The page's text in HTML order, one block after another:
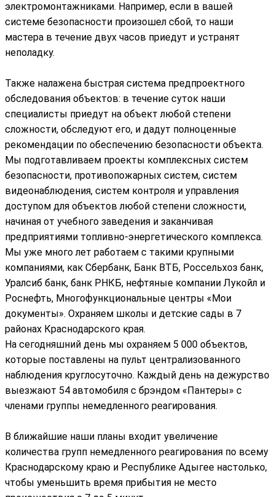
электромонтажниками. Например, если в вашей
системе безопасности произошел сбой, то наши
мастера в течение двух часов приедут и устранят
неполадку.
Также налажена быстрая система предпроектного
обследования объектов: в течение суток наши
специалисты приедут на объект любой степени
сложности, обследуют его, и дадут полноценные
рекомендации по обеспечению безопасности объекта.
Мы подготавливаем проекты комплексных систем
безопасности, противопожарных систем, систем
видеонаблюдения, систем контроля и управления
доступом для объектов любой степени сложности,
начиная от учебного заведения и заканчивая
предприятиями топливно-энергетического комплекса.
Мы уже много лет работаем с такими крупными
компаниями, как Сбербанк, Банк ВТБ, Россельхоз банк,
Уралсиб банк, банк РНКБ, нефтяные компании Лукойл и
Роснефть, Многофункциональные центры «Мои
документы». Охраняем школы и детские сады в 7
районах Краснодарского края.
На сегодняшний день мы охраняем 5 000 объектов,
которые поставлены на пульт централизованного
наблюдения круглосуточно. Каждый день на дежурство
выезжают 54 автомобиля с брэндом «Пантеры» с
членами группы немедленного реагирования.
В ближайшие наши планы входит увеличение
количества групп немедленного реагирования по всему
Краснодарскому краю и Республике Адыгее настолько,
чтобы уменьшить время прибытия не место